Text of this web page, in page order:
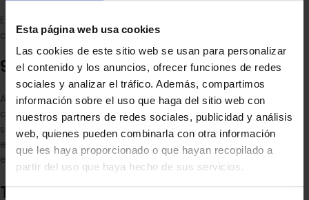
Esta página web usa cookies
Las cookies de este sitio web se usan para personalizar
el contenido y los anuncios, ofrecer funciones de redes
sociales y analizar el tráfico. Además, compartimos
información sobre el uso que haga del sitio web con
nuestros partners de redes sociales, publicidad y análisis
web, quienes pueden combinarla con otra información
que les haya proporcionado o que hayan recopilado a
partir del uso que haya hecho de sus servicios.
Establece el valor asegurado de un inmueble, asegurando una
cobertura adecuada en caso de siniestros.
9. Tasación por inversión
Analiza la rentabilidad de un inmueble, considerando factores
como ingresos por alquileres y gastos operativos, para evaluar
su viabilidad como inversión. Esencial para el trabajo con
entidades de crédito, obtenciones de avales o de otras
entidades de financiación.
Tipos de inmuebles que pueden ser